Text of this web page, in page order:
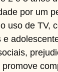
por um
uso de TV,
e